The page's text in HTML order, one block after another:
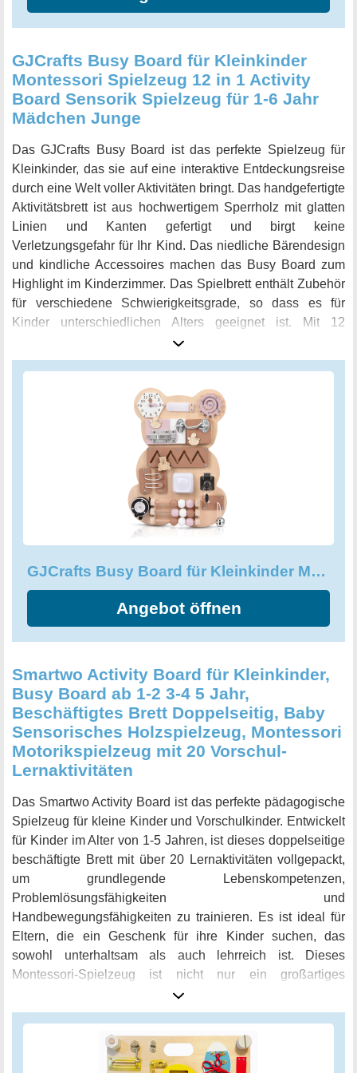
Geburtstag oder zu anderen Anlässen, sondern auch ein
Fähigkeiten und Fertigkeiten auf spielerische Art und
Weise zu entwickeln.
GJCrafts Busy Board für Kleinkinder
Montessori Spielzeug 12 in 1 Activity
Board Sensorik Spielzeug für 1-6 Jahr
Mädchen Junge
Das GJCrafts Busy Board ist das perfekte Spielzeug für
Kleinkinder, das sie auf eine interaktive Entdeckungsreise
durch eine Welt voller Aktivitäten bringt. Das handgefertigte
Aktivitätsbrett ist aus hochwertigem Sperrholz mit glatten
Linien und Kanten gefertigt und birgt keine
Verletzungsgefahr für Ihr Kind. Das niedliche Bärendesign
und kindliche Accessoires machen das Busy Board zum
Highlight im Kinderzimmer. Das Spielbrett enthält Zubehör
für verschiedene Schwierigkeitsgrade, so dass es für
Kinder unterschiedlichen Alters geeignet ist. Mit 12
Aktivitätszentren wie Uhren, Holzperlen, Übungsschlösser,
Riegel, Schlüssel, Kleidung, Glocken und Spinnrädern
Board ist eine großartige alternative Geschenkidee für
Kinder und eine großartige Geschenkauswahl für den
Geburtstag, Weihnachten, Ostern, Erntedankfest oder
jeden anderen Anlass. Machen Sie Ihrem Kind eine
Freude und fördern Sie dabei seine sensorischen
Fähigkeiten mit diesem wunderbaren Spielzeug!
GJCrafts Busy Board für Kleinkinder Montessori Spielzeug 12 in 1 Activity
Angebot öffnen
Smartwo Activity Board für Kleinkinder,
Busy Board ab 1-2 3-4 5 Jahr,
Beschäftigtes Brett Doppelseitig, Baby
Sensorisches Holzspielzeug, Montessori
Motorikspielzeug mit 20 Vorschul-
Lernaktivitäten
Das Smartwo Activity Board ist das perfekte pädagogische
Spielzeug für kleine Kinder und Vorschulkinder. Entwickelt
für Kinder im Alter von 1-5 Jahren, ist dieses doppelseitige
beschäftigte Brett mit über 20 Lernaktivitäten vollgepackt,
um grundlegende Lebenskompetenzen,
Problemlösungsfähigkeiten und
Handbewegungsfähigkeiten zu trainieren. Es ist ideal für
Eltern, die ein Geschenk für ihre Kinder suchen, das
sowohl unterhaltsam als auch lehrreich ist. Dieses
Montessori-Spielzeug ist nicht nur ein großartiges
Werkzeug für die Entwicklung des Kindes, sondern hilft
Kleinkindern auch, Selbstvertrauen und Sicherheit zu
entwickeln. Mit dem Training, wie man Schließfächer und
Knöpfe öffnet und schließt, werden Kinder in der Lage